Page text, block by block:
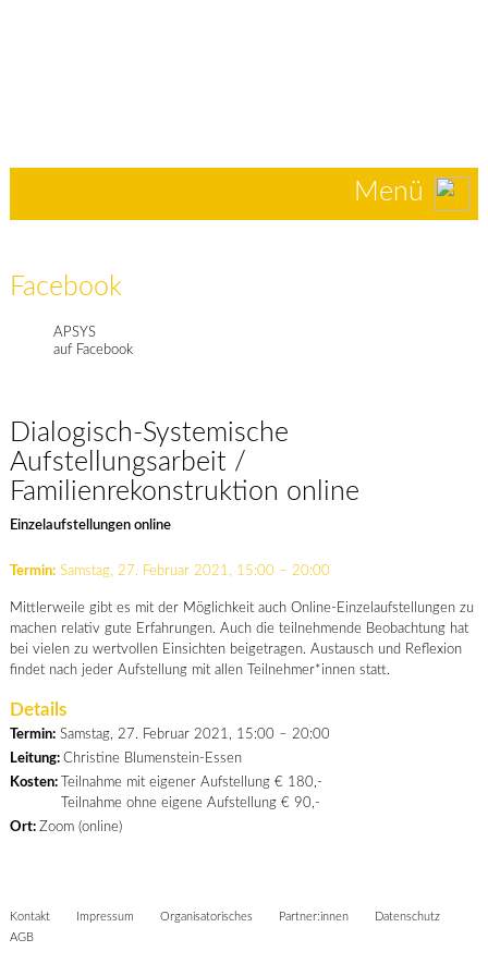
Menü
Facebook
APSYS
auf Facebook
Dialogisch-Systemische
Aufstellungsarbeit /
Familienrekonstruktion online
Einzelaufstellungen online
Termin:Samstag, 27. Februar 2021, 15:00 – 20:00
Mittlerweile gibt es mit der Möglichkeit auch Online-Einzelaufstellungen zu
machen relativ gute Erfahrungen. Auch die teilnehmende Beobachtung hat
bei vielen zu wertvollen Einsichten beigetragen. Austausch und Reflexion
findet nach jeder Aufstellung mit allen Teilnehmer*innen statt.
Details
Termin:Samstag, 27. Februar 2021, 15:00 – 20:00
Leitung: Christine Blumenstein-Essen
Kosten:
Teilnahme mit eigener Aufstellung € 180,-
Teilnahme ohne eigene Aufstellung € 90,-
Ort: Zoom (online)
Kontakt Impressum Organisatorisches Partner:innen
Datenschutz
AGB